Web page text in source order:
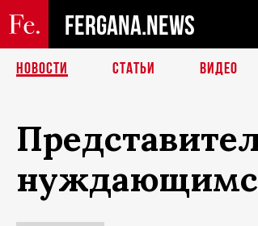
FERGANA.NEWS
НОВОСТИ СТАТЬИ ВИДЕО